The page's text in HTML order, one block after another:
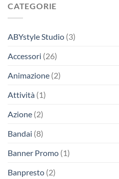
CATEGORIE
ABYstyle Studio (3)
Accessori (26)
Animazione (2)
Attività (1)
Azione (2)
Bandai (8)
Banner Promo (1)
Banpresto (2)